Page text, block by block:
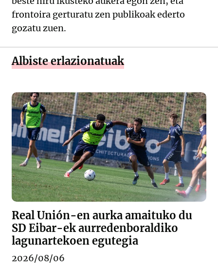
frontoira gerturatu zen publikoak ederto
gozatu zuen.
Albiste erlazionatuak
Real Unión-en aurka amaituko du
SD Eibar-ek aurredenboraldiko
lagunartekoen egutegia
2026/08/06